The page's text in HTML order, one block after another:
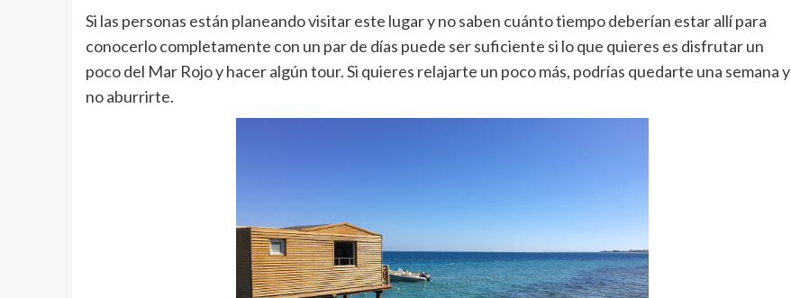
Si las personas están planeando visitar este lugar y no saben cuánto tiempo deberían estar allí para
conocerlo completamente con un par de días puede ser suficiente si lo que quieres es disfrutar un
poco del Mar Rojo y hacer algún tour. Si quieres relajarte un poco más, podrías quedarte una semana y
no aburrirte.